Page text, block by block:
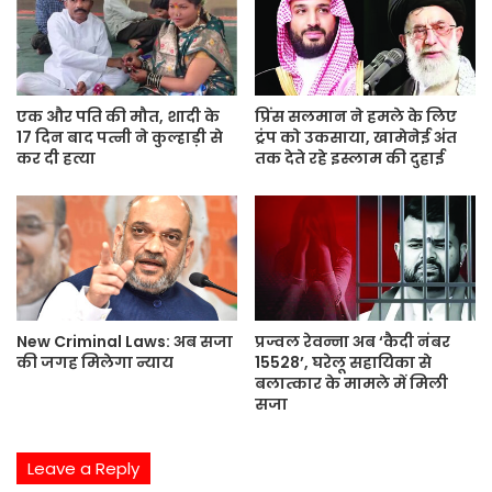
एक और पति की मौत, शादी के
17 दिन बाद पत्नी ने कुल्हाड़ी से
कर दी हत्या
प्रिंस सलमान ने हमले के लिए
ट्रंप को उकसाया, खामेनेई अंत
तक देते रहे इस्लाम की दुहाई
New Criminal Laws: अब सजा
की जगह मिलेगा न्याय
प्रज्वल रेवन्ना अब ‘कैदी नंबर
15528’, घरेलू सहायिका से
बलात्कार के मामले में मिली
सजा
Leave a Reply